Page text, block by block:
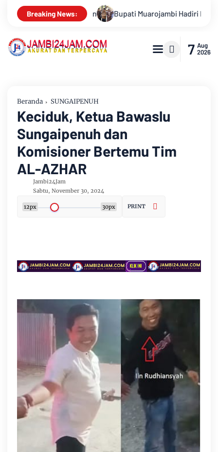
Breaking News:
Hadiri HUT Ke 17 Desa Mingkung Jaya Ajak Warga Menuju
7 Aug
2026
Beranda SUNGAIPENUH
Keciduk, Ketua Bawaslu
Sungaipenuh dan
Komisioner Bertemu Tim
AL-AZHAR
Jambi24Jam
Sabtu, November 30, 2024
12px 30px PRINT